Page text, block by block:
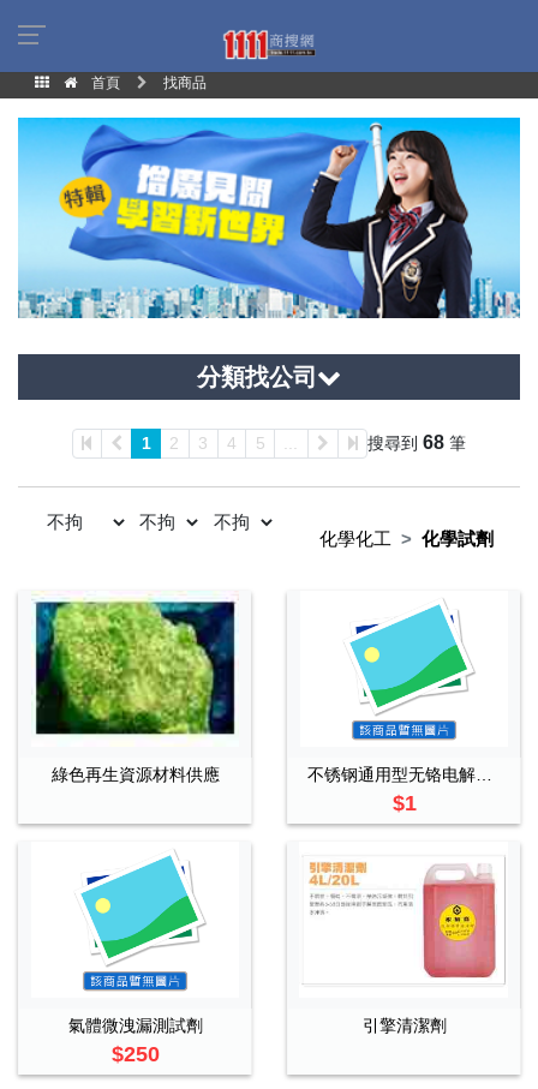
首頁 找商品
分類找公司
1 2 3 4 5 搜尋到 68 筆
化學化工 化學試劑
綠色再生資源材料供應
$1
氣體微洩漏測試劑
$250
引擎清潔劑